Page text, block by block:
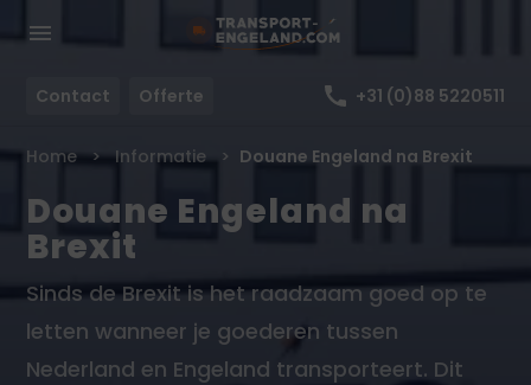
Contact Offerte +31 (0)88 5220511
Home Informatie Douane Engeland na Brexit
Douane Engeland na
Brexit
Sinds de Brexit is het raadzaam goed op te
letten wanneer je goederen tussen
Nederland en Engeland transporteert. Dit